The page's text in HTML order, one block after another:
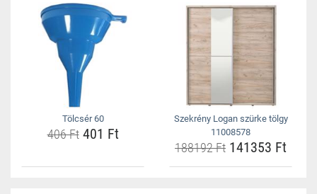
Tölcsér 60
406 Ft401 Ft
Szekrény Logan szürke tölgy
11008578
188192 Ft 141353 Ft